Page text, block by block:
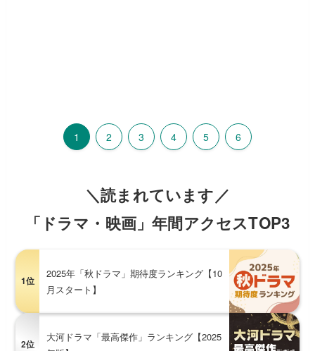
1 2 3 4 5 6
＼読まれています／
「ドラマ・映画」年間アクセスTOP3
1位
2025年「秋ドラマ」期待度ランキング【10
月スタート】
2位
大河ドラマ「最高傑作」ランキング【2025